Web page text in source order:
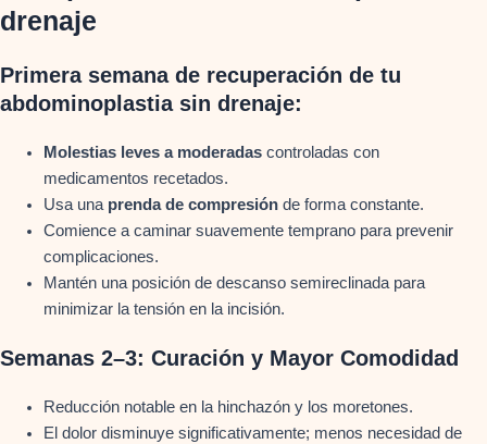
drenaje
Primera semana de recuperación de tu
abdominoplastia sin drenaje:
Molestias leves a moderadas controladas con
medicamentos recetados.
Usa una prenda de compresión de forma constante.
Comience a caminar suavemente temprano para prevenir
complicaciones.
Mantén una posición de descanso semireclinada para
minimizar la tensión en la incisión.
Semanas 2–3: Curación y Mayor Comodidad
Reducción notable en la hinchazón y los moretones.
El dolor disminuye significativamente; menos necesidad de